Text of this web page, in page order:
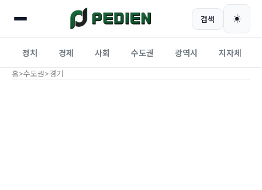
검색 ☀️
정치 경제 사회 수도권 광역시 지자체
홈>수도권>경기